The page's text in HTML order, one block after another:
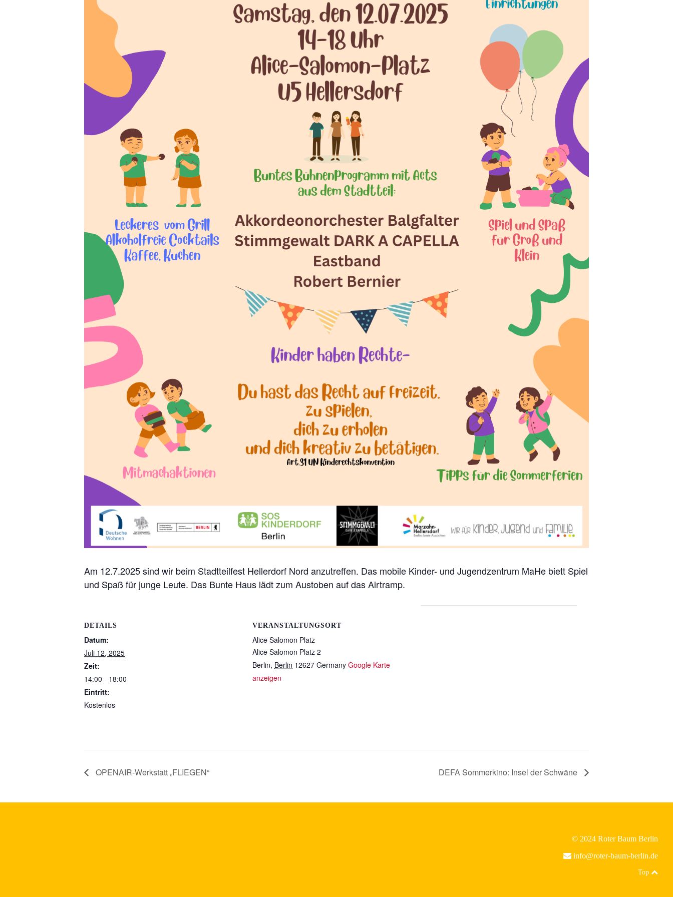
Am 12.7.2025 sind wir beim Stadtteilfest Hellerdorf Nord anzutreffen. Das mobile Kinder- und Jugendzentrum MaHe biett Spiel
und Spaß für junge Leute. Das Bunte Haus lädt zum Austoben auf das Airtramp.
DETAILS
Datum:
Juli 12, 2025
Zeit:
14:00 - 18:00
Eintritt:
Kostenlos
VERANSTALTUNGSORT
Alice Salomon Platz
Alice Salomon Platz 2
Berlin, Berlin 12627 Germany Google Karte
anzeigen
OPENAIR-Werkstatt „FLIEGEN“ DEFA Sommerkino: Insel der Schwäne
© 2024 Roter Baum Berlin
info@roter-baum-berlin.de
Top